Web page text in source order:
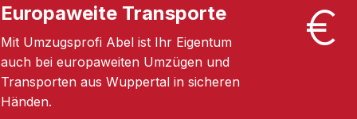
Europaweite Transporte
Mit Umzugsprofi Abel ist Ihr Eigentum
auch bei europaweiten Umzügen und
Transporten aus Wuppertal in sicheren
Händen.